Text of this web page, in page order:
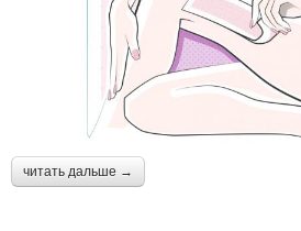
читать дальше →